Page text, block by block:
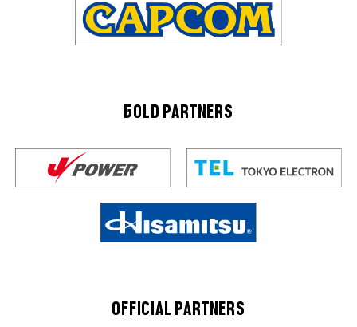
GOLD PARTNERS
OFFICIAL PARTNERS